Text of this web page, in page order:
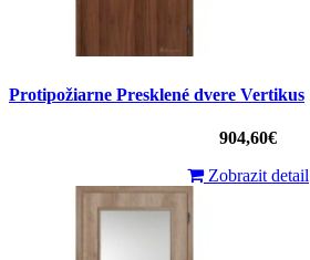
Protipožiarne Presklené dvere Vertikus
904,60€
Zobrazit detail